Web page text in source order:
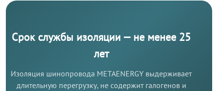
Срок службы изоляции — не менее 25
лет
Изоляция шинопровода METAENERGY выдерживает
длительную перегрузку, не содержит галогенов и